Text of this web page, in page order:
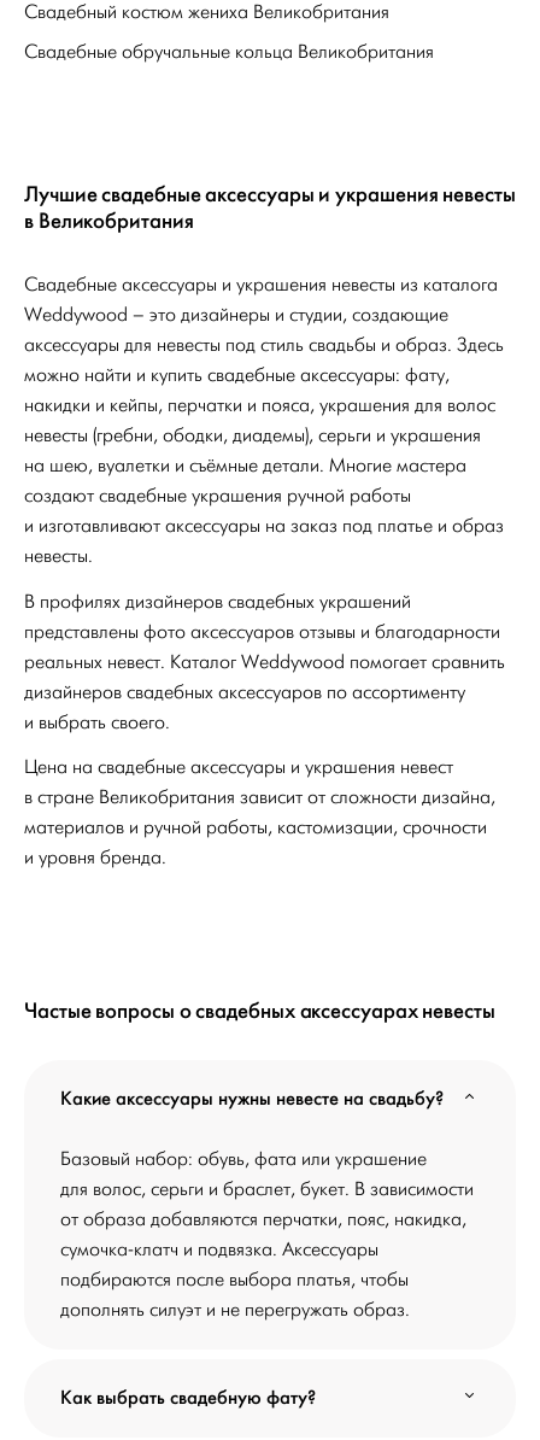
Свадебный костюм жениха Великобритания
Свадебные обручальные кольца Великобритания
Лучшие свадебные аксессуары и украшения невесты
в Великобритания
Свадебные аксессуары и украшения невесты из каталога
Weddywood – это дизайнеры и студии, создающие
аксессуары для невесты под стиль свадьбы и образ. Здесь
можно найти и купить свадебные аксессуары: фату,
накидки и кейпы, перчатки и пояса, украшения для волос
невесты (гребни, ободки, диадемы), серьги и украшения
на шею, вуалетки и съёмные детали. Многие мастера
создают свадебные украшения ручной работы
и изготавливают аксессуары на заказ под платье и образ
невесты.
В профилях дизайнеров свадебных украшений
представлены фото аксессуаров отзывы и благодарности
реальных невест. Каталог Weddywood помогает сравнить
дизайнеров свадебных аксессуаров по ассортименту
и выбрать своего.
Цена на свадебные аксессуары и украшения невест
в стране Великобритания зависит от сложности дизайна,
материалов и ручной работы, кастомизации, срочности
и уровня бренда.
Частые вопросы о свадебных аксессуарах невесты
Какие аксессуары нужны невесте на свадьбу?
Базовый набор: обувь, фата или украшение
для волос, серьги и браслет, букет. В зависимости
от образа добавляются перчатки, пояс, накидка,
сумочка-клатч и подвязка. Аксессуары
подбираются после выбора платья, чтобы
дополнять силуэт и не перегружать образ.
Как выбрать свадебную фату?